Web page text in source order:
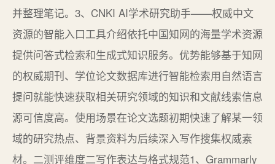
并整理笔记。3、CNKI AI学术研究助手——权威中文
资源的智能入口工具介绍依托中国知网的海量学术资源
提供问答式检索和生成式知识服务。优势能够基于知网
的权威期刊、学位论文数据库进行智能检索用自然语言
提问就能快速获取相关研究领域的知识和文献线索信息
源可信度高。使用场景在论文选题初期快速了解某一领
域的研究热点、背景资料为后续深入写作搜集权威素
材。二测评维度二写作表达与格式规范1、Grammarly